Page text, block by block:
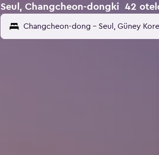
Seul, Changcheon-dongki 42
Changcheon-dong - Seul, Güney Kore